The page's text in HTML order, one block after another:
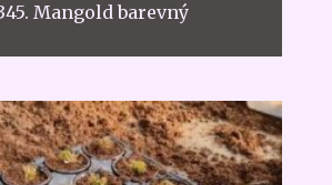
Mangold barevný